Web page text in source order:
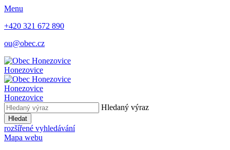
Menu
+420 321 672 890
ou@obec.cz
Honezovice
Honezovice
Honezovice
Hledaný výraz
Hledat
rozšířené vyhledávání
Mapa webu